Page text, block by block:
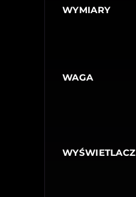
WYMIARY
WAGA
WYŚWIETLACZ